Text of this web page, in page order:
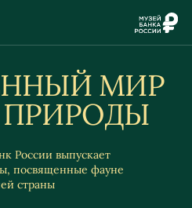
МИР
России выпускает
посвященные фауне
страны